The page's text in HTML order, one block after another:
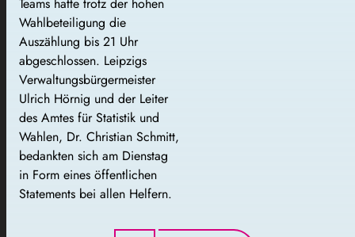
Teams hatte trotz der hohen
Wahlbeteiligung die
Auszählung bis 21 Uhr
abgeschlossen. Leipzigs
Verwaltungsbürgermeister
Ulrich Hörnig und der Leiter
des Amtes für Statistik und
Wahlen, Dr. Christian Schmitt,
bedankten sich am Dienstag
in Form eines öffentlichen
Statements bei allen Helfern.